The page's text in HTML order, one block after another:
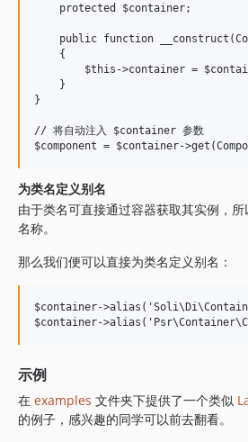
    protected $container;
public function
    {
$this->container =
    }
}
// 将自动注入 $container 参数
为类名定义别名
由于类名可直接通过容器获取其实例，
名称。
那么我们便可以直接为类名定义别名：
$container-
示例
在 examples 文件夹下提供了一个类似
的例子，感兴趣的同学可以前去翻看。